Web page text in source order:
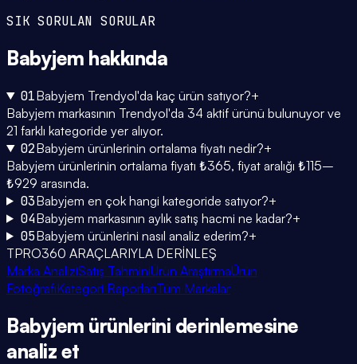
SIK SORULAN SORULAR
Babyjem hakkında
01Babyjem Trendyol'da kaç ürün satıyor?+
Babyjem markasının Trendyol'da 34 aktif ürünü bulunuyor ve
21 farklı kategoride yer alıyor.
02Babyjem ürünlerinin ortalama fiyatı nedir?+
Babyjem ürünlerinin ortalama fiyatı ₺365, fiyat aralığı ₺115–
₺929 arasında.
03Babyjem en çok hangi kategoride satıyor?+
04Babyjem markasının aylık satış hacmi ne kadar?+
05Babyjem ürünlerini nasıl analiz ederim?+
TPRO360 ARAÇLARIYLA DERİNLEŞ
Marka AnaliziSatış TahminiÜrün AraştırmaÜrün
FotoğrafıKategori RaporlarıTüm Markalar
Babyjem ürünlerini derinlemesine
analiz et